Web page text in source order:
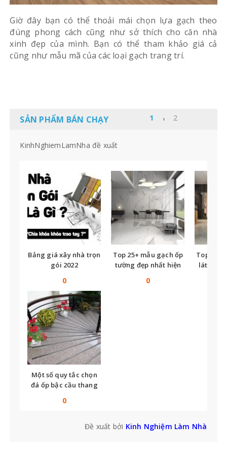
Giờ đây bạn có thể thoải mái chọn lựa gạch theo
đúng phong cách cũng như sở thích cho căn nhà
xinh đẹp của mình. Bạn có thể tham khảo giá cả
cũng như mẫu mã của các loại gạch trang trí.
SẢN PHẨM BÁN CHẠY
KinhNghiemLamNha đề xuất
Bảng giá xây nhà trọn
gói 2022
0
Top 25+ mẫu gạch ốp
tường đẹp nhất hiện
0
Top
lát nền
Một số quy tắc chọn
đá ốp bậc cầu thang
0
Đề xuất bởi Kinh Nghiệm Làm Nhà